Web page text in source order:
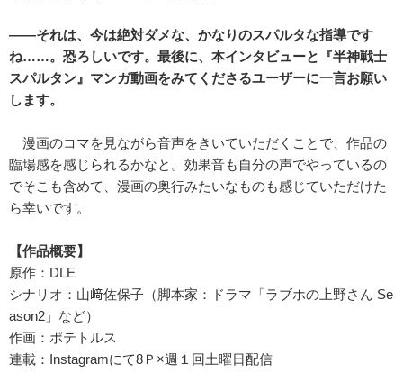
――それは、今は絶対ダメな、かなりのスパルタな指導です
ね……。恐ろしいです。最後に、本インタビューと『半神戦士
スパルタン』マンガ動画をみてくださるユーザーに一言お願い
します。
漫画のコマを見ながら音声をきいていただくことで、作品の
臨場感を感じられるかなと。効果音も自分の声でやっているの
でそこも含めて、漫画の奥行みたいなものも感じていただけた
ら幸いです。
【作品概要】
原作：DLE
シナリオ：山﨑佐保子（脚本家：ドラマ「ラブホの上野さん Se
ason2」など）
作画：ポテトルス
連載：Instagramにて8Ｐ×週１回土曜日配信